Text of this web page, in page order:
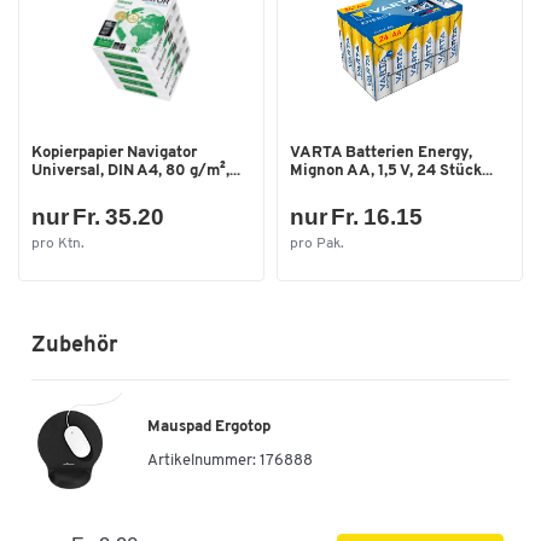
Kopierpapier Navigator
Universal, DIN A4, 80 g/m²,...
nur Fr. 35.20
pro Ktn.
VARTA Batterien Energy,
Mignon AA, 1,5 V, 24 Stück...
nur Fr. 16.15
pro Pak.
Zubehör
Mauspad Ergotop
Artikelnummer: 176888